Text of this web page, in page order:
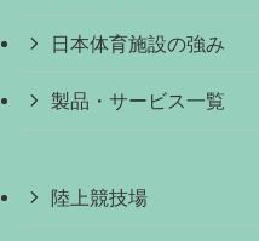
日本体育施設の強み
製品・サービス一覧
陸上競技場